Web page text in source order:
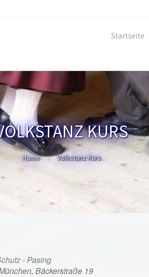
Startseite
KURS
Home Volkstanz Kurs
- Pasing
Bäckerstraße 19